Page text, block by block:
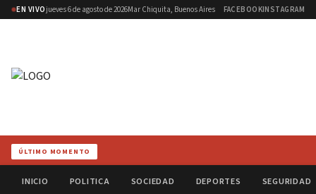
EN VIVO jueves 6 de agosto de 2026Mar Chiquita, Buenos Aires FACEBOOKINSTAGRAM
ÚLTIMO MOMENTO
INICIO POLITICA SOCIEDAD DEPORTES SEGURIDAD